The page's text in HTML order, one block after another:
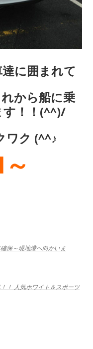
に囲まれて
から船に乗
す！！(^^)/
ワク (^^♪
保～現地港へ向かいま
！ 人気ホワイト＆スポーツ